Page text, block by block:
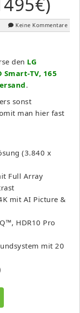
Keine Kommentare
den LG
Smart-TV, 165
.
sonst
man hier fast
(3.840 x
Full Array
mit AI Picture &
HDR10 Pro
mit 20